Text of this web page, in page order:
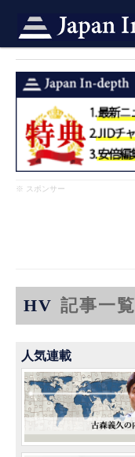
※ スポンサー
HV 記事一覧
人気連載